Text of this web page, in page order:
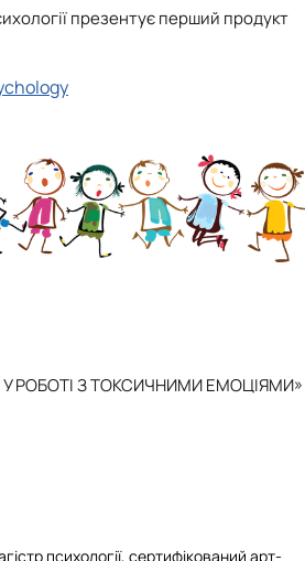
презентує перший продукт
У РОБОТІ З ТОКСИЧНИМИ ЕМОЦІЯМИ»
психології, сертифікований арт-